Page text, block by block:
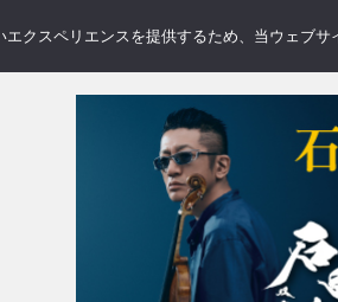
NEWS REVIEWS
エクスペリエンスを提供するため、当ウェブ